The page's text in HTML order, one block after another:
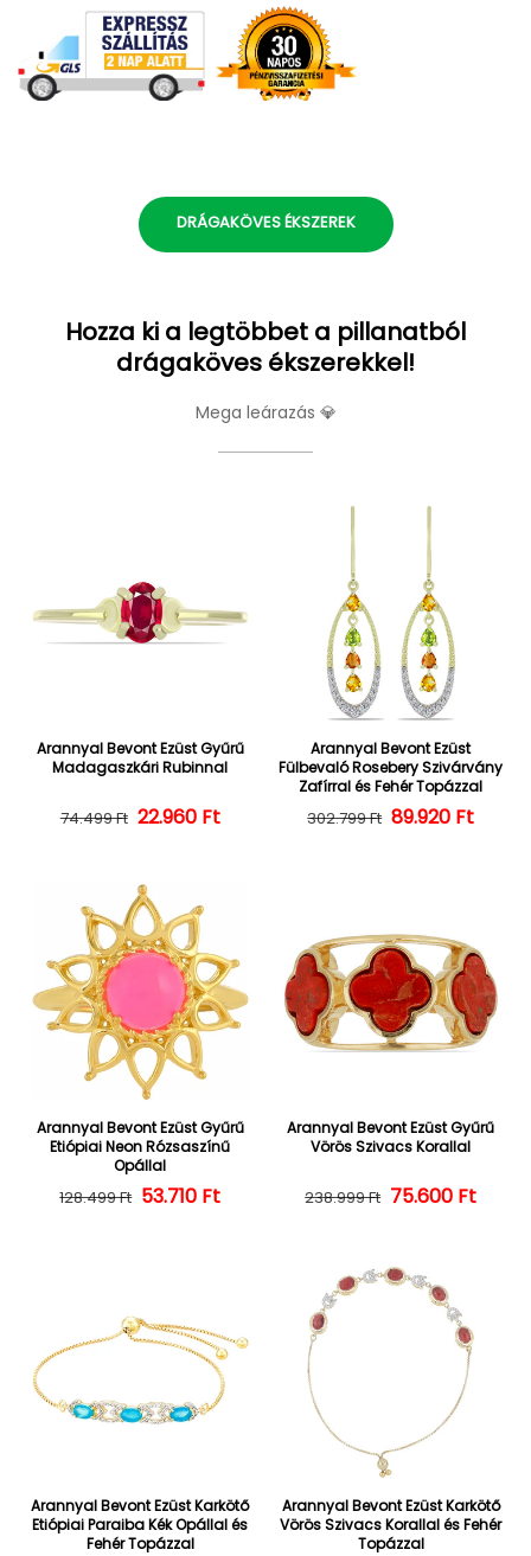
DRÁGAKÖVES ÉKSZEREK
Hozza ki a legtöbbet a pillanatból
drágaköves ékszerekkel!
Mega leárazás 💎
Arannyal Bevont Ezüst Gyűrű
Madagaszkári Rubinnal
Normál ár
74.499 Ft Kedvezményes ár
22.960 Ft
Arannyal Bevont Ezüst
Fülbevaló Rosebery Szivárvány
Zafírral és Fehér Topázzal
Normál ár
302.799 Ft 89.920 Ft
Arannyal Bevont Ezüst Gyűrű
Etiópiai Neon Rózsaszínű
Opállal
Normál ár
128.499 Ft Kedvezményes ár
53.710 Ft
Arannyal Bevont Ezüst Gyűrű
Vörös Szivacs Korallal
Normál ár
238.999 Ft 75.600 Ft
Arannyal Bevont Ezüst Karkötő
Etiópiai Paraiba Kék Opállal és
Fehér Topázzal
Arannyal Bevont Ezüst Karkötő
Vörös Szivacs Korallal és Fehér
Topázzal